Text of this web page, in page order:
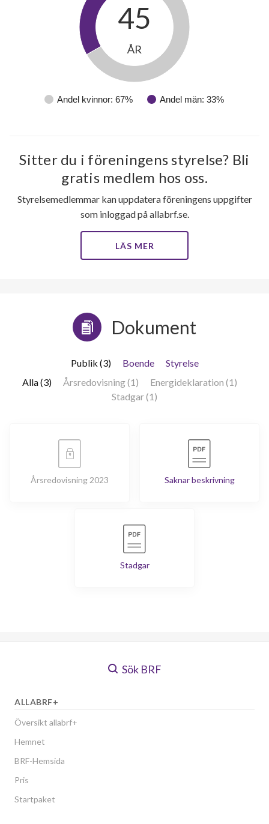
Andel kvinnor: 67% Andel män: 33%
45
ÅR
Sitter du i föreningens styrelse? Bli
gratis medlem hos oss.
Styrelsemedlemmar kan uppdatera föreningens uppgifter
som inloggad på allabrf.se.
LÄS MER
Dokument
Publik (3) Boende
Styrelse
Alla (3)
Årsredovisning (1)
Energideklaration (1)
Stadgar (1)
Årsredovisning 2023 Saknar beskrivning
Stadgar
Sök BRF
ALLABRF+
Översikt allabrf+
Hemnet
BRF-Hemsida
Pris
Startpaket